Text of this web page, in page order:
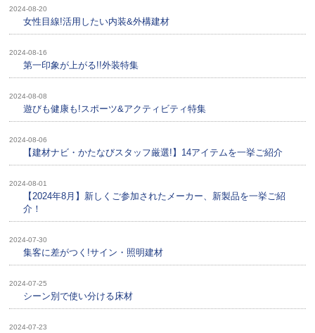
2024-08-20
女性目線!活用したい内装&外構建材
2024-08-16
第一印象が上がる!!外装特集
2024-08-08
遊びも健康も!スポーツ&アクティビティ特集
2024-08-06
【建材ナビ・かたなびスタッフ厳選!】14アイテムを一挙ご紹介
2024-08-01
【2024年8月】新しくご参加されたメーカー、新製品を一挙ご紹
介！
2024-07-30
集客に差がつく!サイン・照明建材
2024-07-25
シーン別で使い分ける床材
2024-07-23